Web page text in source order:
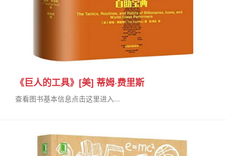
《巨人的工具》[美] 蒂姆·费里斯
查看图书基本信息点击这里进入...